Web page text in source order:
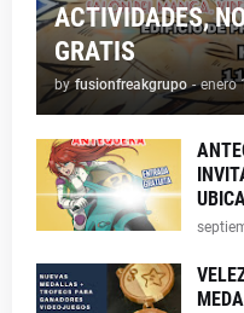
ACTIVIDADES,
GRATIS
by fusionfreakgrupo - enero